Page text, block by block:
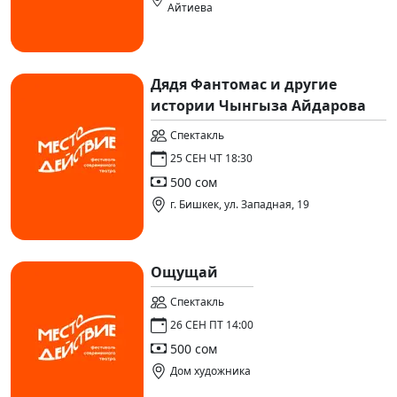
Айтиева
Дядя Фантомас и другие
истории Чынгыза Айдарова
Спектакль
25 СЕН ЧТ 18:30
500 сом
г. Бишкек, ул. Западная, 19
Ощущай
Спектакль
26 СЕН ПТ 14:00
500 сом
Дом художника